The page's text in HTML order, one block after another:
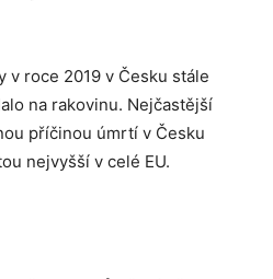
v roce 2019 v Česku stále
na rakovinu. Nejčastější
příčinou úmrtí v Česku
nejvyšší v celé EU.